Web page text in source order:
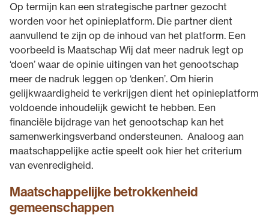
Op termijn kan een strategische partner gezocht
worden voor het opinieplatform. Die partner dient
aanvullend te zijn op de inhoud van het platform. Een
voorbeeld is Maatschap Wij dat meer nadruk legt op
‘doen’ waar de opinie uitingen van het genootschap
meer de nadruk leggen op ‘denken’. Om hierin
gelijkwaardigheid te verkrijgen dient het opinieplatform
voldoende inhoudelijk gewicht te hebben. Een
financiële bijdrage van het genootschap kan het
samenwerkingsverband ondersteunen. Analoog aan
maatschappelijke actie speelt ook hier het criterium
van evenredigheid.
Maatschappelijke betrokkenheid
gemeenschappen